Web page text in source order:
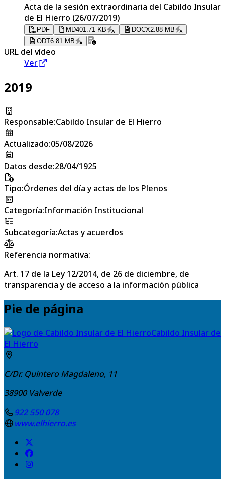
Acta de la sesión extraordinaria del Cabildo Insular
de El Hierro (26/07/2019)
PDF MD401.71 KB DOCX2.88 MB
ODT6.81 MB
URL del vídeo
Ver
2019
Responsable:Cabildo Insular de El Hierro
Actualizado:05/08/2026
Datos desde:28/04/1925
Tipo:Órdenes del día y actas de los Plenos
Categoría:Información Institucional
Subcategoría:Actas y acuerdos
Referencia normativa:
Art. 17 de la Ley 12/2014, de 26 de diciembre, de
transparencia y de acceso a la información pública
Pie de página
Cabildo Insular de
El Hierro
C/Dr. Quintero Magdaleno, 11
38900 Valverde
922 550 078
www.elhierro.es